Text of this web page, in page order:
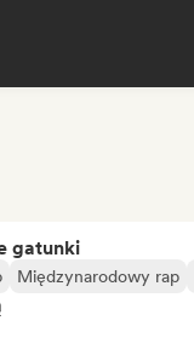
gatunki
Międzynarodowy rap